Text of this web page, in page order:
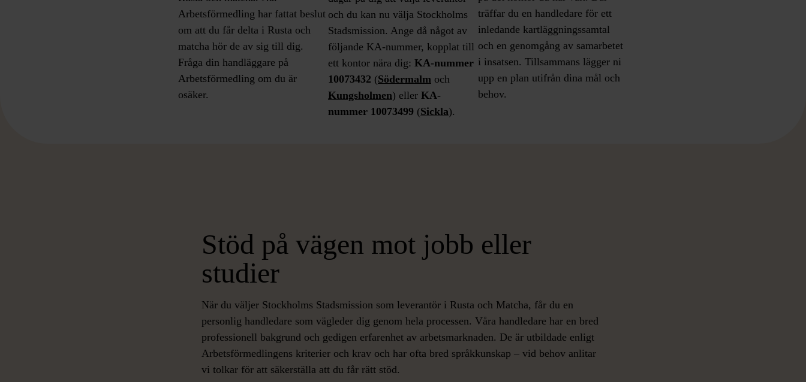
Arbetsförmedling har fattat beslut
om att du får delta i Rusta och
matcha hör de av sig till dig.
Fråga din handläggare på
Arbetsförmedling om du är
osäker.
och du kan nu välja Stockholms
Stadsmission. Ange då något av
följande KA-nummer, kopplat till
ett kontor nära dig: KA-nummer
10073432 (Södermalm och
Kungsholmen) eller KA-
nummer 10073499 (Sickla).
träffar du en handledare för ett
inledande kartläggningssamtal
och en genomgång av samarbetet
i insatsen. Tillsammans lägger ni
upp en plan utifrån dina mål och
behov.
Stöd på vägen mot jobb eller
studier
När du väljer Stockholms Stadsmission som leverantör i Rusta och Matcha, får du en
personlig handledare som vägleder dig genom hela processen. Våra handledare har en bred
professionell bakgrund och gedigen erfarenhet av arbetsmarknaden. De är utbildade enligt
Arbetsförmedlingens kriterier och krav och har ofta bred språkkunskap – vid behov anlitar
vi tolkar för att säkerställa att du får rätt stöd.